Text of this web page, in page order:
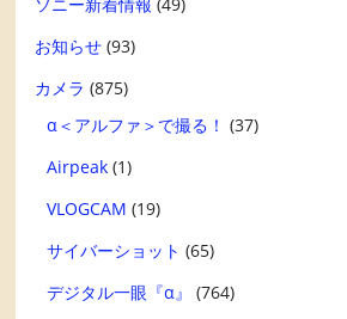
お知らせ (93)
カメラ (875)
α＜アルファ＞で撮る！ (37)
Airpeak (1)
VLOGCAM (19)
サイバーショット (65)
デジタル一眼『α』
(764)